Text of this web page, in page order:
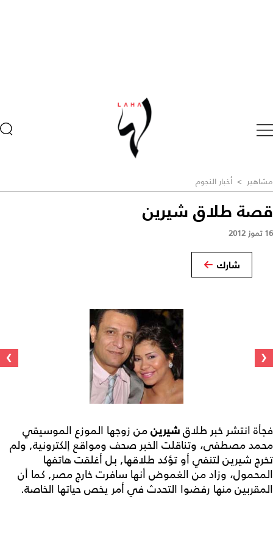
مشاهير > أخبار النجوم
قصة طلاق شيرين
16 تموز 2012
شارك
‹
›
فجأة انتشر خبر طلاقشيرينمن زوجها الموزع الموسيقي
محمد مصطفى، وتناقلت الخبر صحف ومواقع إلكترونية, ولم
تخرج شيرين لتنفي أو تؤكد طلاقها, بل أغلقت هاتفها
المحمول، وزاد من الغموض أنها سافرت خارج مصر, كما أن
المقربين منها رفضوا التحدث في أمر يخص حياتها الخاصة.